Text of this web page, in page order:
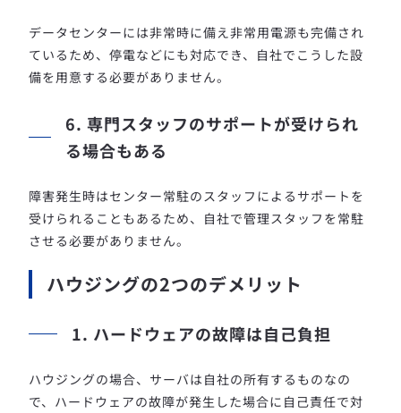
データセンターには非常時に備え非常用電源も完備され
ているため、停電などにも対応でき、自社でこうした設
備を用意する必要がありません。
6. 専門スタッフのサポートが受けられ
る場合もある
障害発生時はセンター常駐のスタッフによるサポートを
受けられることもあるため、自社で管理スタッフを常駐
させる必要がありません。
ハウジングの2つのデメリット
1. ハードウェアの故障は自己負担
ハウジングの場合、サーバは自社の所有するものなの
で、ハードウェアの故障が発生した場合に自己責任で対